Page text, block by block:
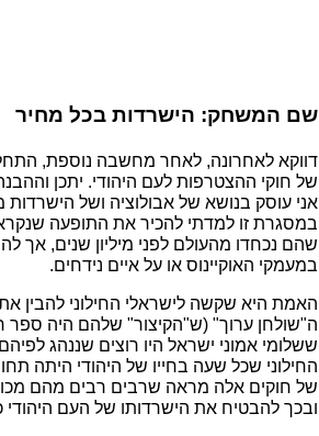
שם המשחק: הישרדות בכל מחיר
דווקא לאחרונה, לאחר מחשבה נוספת,
של חוקי ההצטרפות לעם היהודי. יתכן
אני עוסק בנושא של אבולוציה ושל הישרדות
במסגרת זו למדתי להכיר את התופעה
שהם נכחדו מהעולם לפני מיליון שנים, אך
במעמקי האוקיינוס או על איים נידחים.
האמת היא שקשה לישראלי החילוני להבין
ה"שולחן ערוך" (ש"הקיצור" שלהם היה ספר
ששלומי אמוני ישראל היו רוצים שננהג
החילוני שכל שעה בחייו של היהודי היתה
של חוקים אלה מראה שרבים רבים מהם
ובכך להבטיח את הישרדותו של העם היהודי